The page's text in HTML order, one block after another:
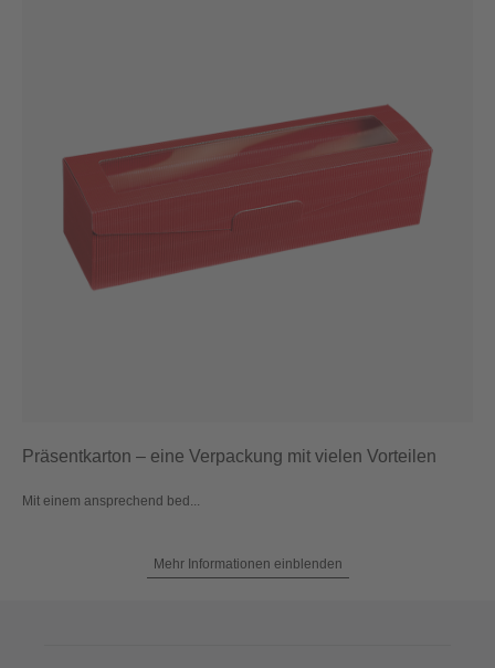
Präsentkarton – eine Verpackung mit vielen Vorteilen
Mit einem ansprechend bed...
Mehr Informationen einblenden